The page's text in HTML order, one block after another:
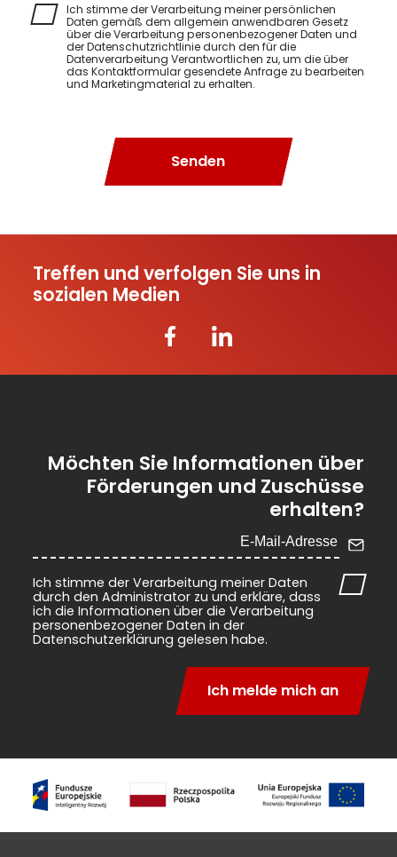
Ich stimme der Verarbeitung meiner persönlichen
Daten gemäß dem allgemein anwendbaren Gesetz
über die Verarbeitung personenbezogener Daten und
der Datenschutzrichtlinie durch den für die
Datenverarbeitung Verantwortlichen zu, um die über
das Kontaktformular gesendete Anfrage zu bearbeiten
und Marketingmaterial zu erhalten.
Senden
Treffen und verfolgen Sie uns in
sozialen Medien
Möchten Sie Informationen über
Förderungen und Zuschüsse
erhalten?
Ich stimme der Verarbeitung meiner Daten
durch den Administrator zu und erkläre, dass
ich die Informationen über die Verarbeitung
personenbezogener Daten in der
Datenschutzerklärung gelesen habe.
Ich melde mich an